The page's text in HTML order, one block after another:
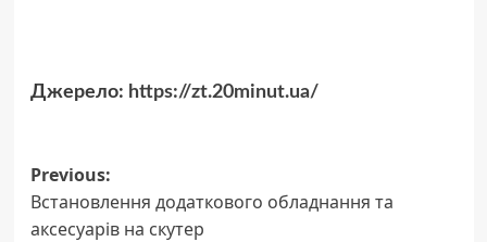
Джерело: https://zt.20minut.ua/
Post
navigation
Previous:
Встановлення додаткового обладнання та
аксесуарів на скутер